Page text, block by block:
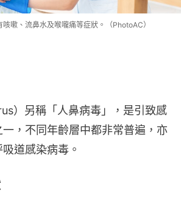
嗽、流鼻水及喉嚨痛等症狀。（PhotoAC）
）另稱「人鼻病毒」，是引致感
，不同年齡層中都非常普遍，亦
道感染病毒。